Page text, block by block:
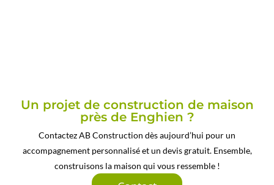
Un projet de construction de maison
près de Enghien ?
Contactez AB Construction dès aujourd’hui pour un
accompagnement personnalisé et un devis gratuit. Ensemble,
construisons la maison qui vous ressemble !